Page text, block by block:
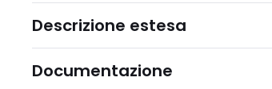
Descrizione estesa
Documentazione